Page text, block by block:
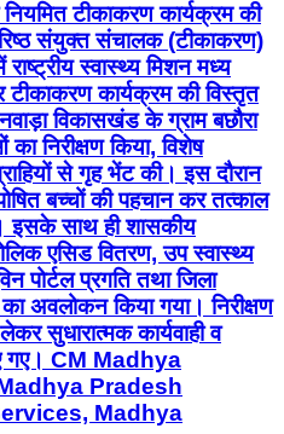
टीकाकरण कार्यक्रम की
संयुक्त संचालक (टीकाकरण)
स्वास्थ्य मिशन मध्य
कार्यक्रम की विस्तृत
विकासखंड के ग्राम बछौरा
निरीक्षण किया, विशेष
से गृह भेंट की। इस दौरान
बच्चों की पहचान कर तत्काल
इसके साथ ही शासकीय
एसिड वितरण, उप स्वास्थ्य
पोर्टल प्रगति तथा जिला
अवलोकन किया गया। निरीक्षण
सुधारात्मक कार्यवाही व
गए। CM Madhya
Pradesh
Madhya